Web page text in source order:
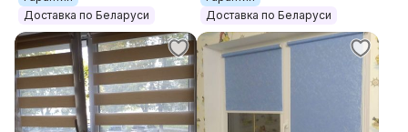
Доставка по Беларуси
Доставка по Беларуси